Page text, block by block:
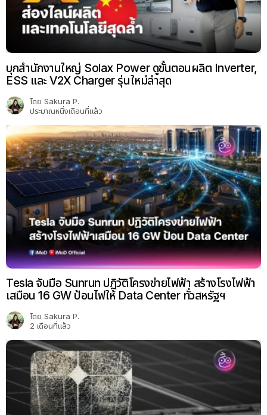
บุกสำนักงานใหญ่ Solax Power ดูขั้นตอนผลิต Inverter,
ESS และ V2X Charger รุ่นใหม่ล่าสุด
โดย Sakura P.
ประมาณหนึ่งเดือนที่แล้ว
Tesla จับมือ Sunrun ปฏิวัติโครงข่ายไฟฟ้า สร้างโรงไฟฟ้า
เสมือน 16 GW ป้อนไฟให้ Data Center ทั่วสหรัฐฯ
โดย Sakura P.
2 เดือนที่แล้ว